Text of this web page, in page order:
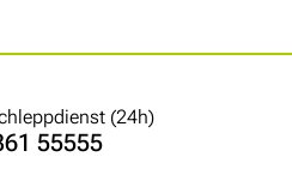
(24h)
55555